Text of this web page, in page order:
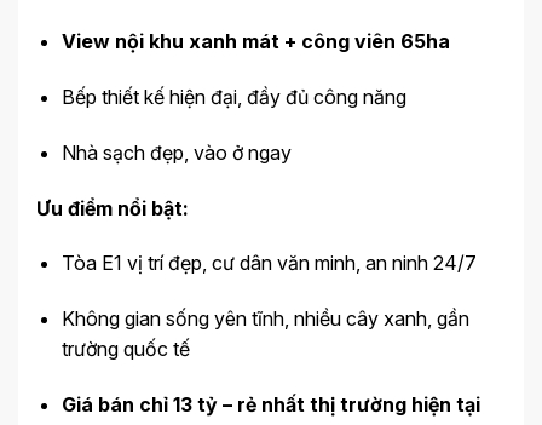
View nội khu xanh mát + công viên 65ha
Bếp thiết kế hiện đại, đầy đủ công năng
Nhà sạch đẹp, vào ở ngay
Ưu điểm nổi bật:
Tòa E1 vị trí đẹp, cư dân văn minh, an ninh 24/7
Không gian sống yên tĩnh, nhiều cây xanh, gần
trường quốc tế
Giá bán chỉ 13 tỷ – rẻ nhất thị trường hiện tại